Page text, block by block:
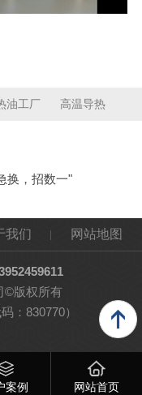
油工厂 高温导热
换，招数一"
我们 网站地图
©版权所有
：830770）
案例 网站首页